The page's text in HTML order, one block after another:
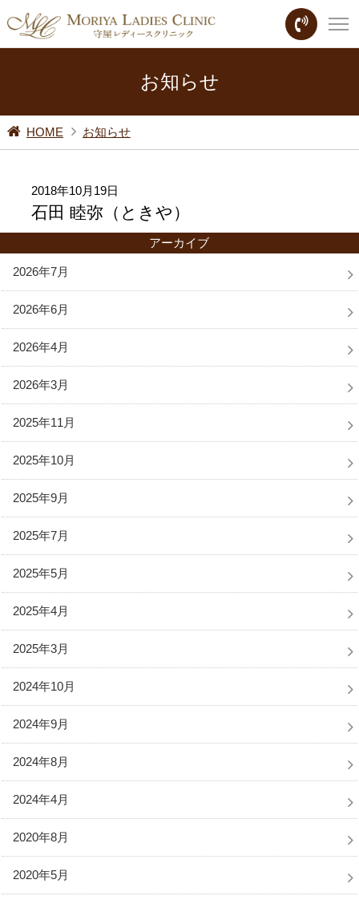
お知らせ
HOME お知らせ
2018年10月19日
石田 睦弥（ときや）
アーカイブ
2026年7月
2026年6月
2026年4月
2026年3月
2025年11月
2025年10月
2025年9月
2025年7月
2025年5月
2025年4月
2025年3月
2024年10月
2024年9月
2024年8月
2024年4月
2020年8月
2020年5月